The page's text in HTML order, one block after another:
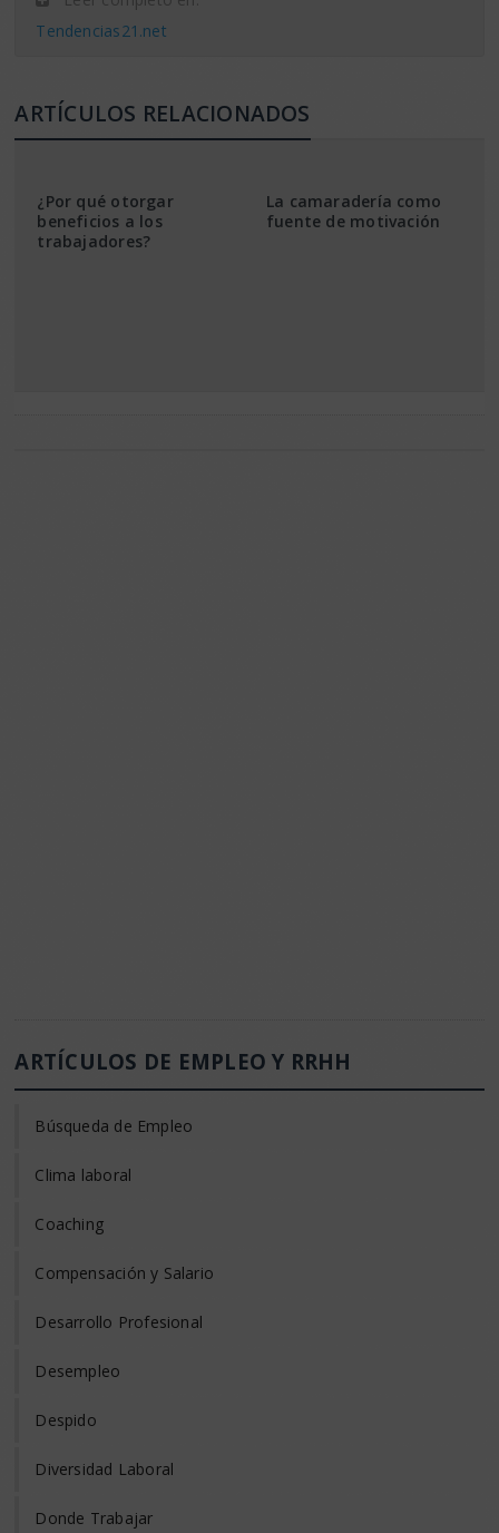
Tendencias21.net
ARTÍCULOS RELACIONADOS
¿Por qué otorgar
beneficios a los
trabajadores?
La camaradería como
fuente de motivación
ARTÍCULOS DE EMPLEO Y RRHH
Búsqueda de Empleo
Clima laboral
Coaching
Compensación y Salario
Desarrollo Profesional
Desempleo
Despido
Diversidad Laboral
Donde Trabajar